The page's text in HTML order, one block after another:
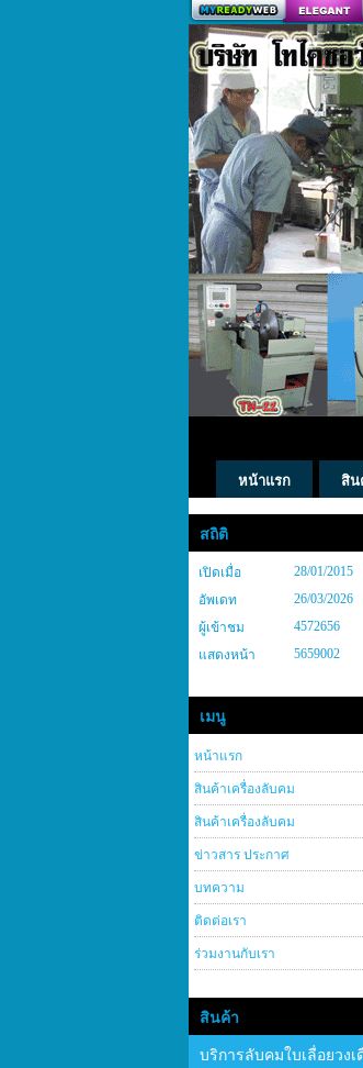
สร้างเว็บ
หน้าแรก สิน
สถิติ
เปิดเมื่อ
28/01/2015
อัพเดท
26/03/2026
ผู้เข้าชม
4572656
แสดงหน้า
5659002
เมนู
หน้าแรก
สินค้าเครื่องลับคม
สินค้าเครื่องลับคม
ข่าวสาร ประกาศ
บทความ
ติดต่อเรา
ร่วมงานกับเรา
สินค้า
บริการลับคมใบเลื่อยวงเ